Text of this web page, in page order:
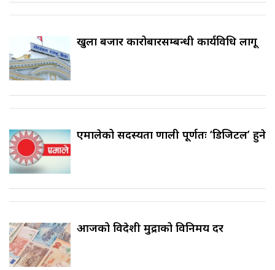
खुला बजार कारोबारसम्बन्धी कार्यविधि लागू
एमालेको सदस्यता प्रणाली पूर्णतः ‘डिजिटल’ हुने
आजको विदेशी मुद्राको विनिमय दर